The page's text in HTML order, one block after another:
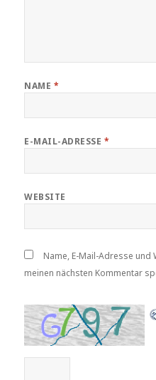
NAME *
E-MAIL-ADRESSE *
WEBSITE
Name, E-Mail-Adresse
meinen nächsten Kommentar